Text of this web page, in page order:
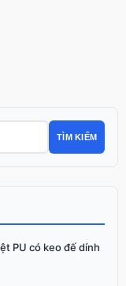
TÌM KIẾM
PU có keo đế dính